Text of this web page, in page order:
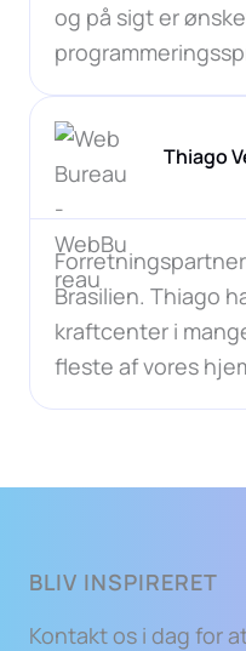
og på sigt er
Thiago
Brasilien. Thiago
kraftcenter i
fleste af vores
BLIV INSPIRERET
Kontakt os i dag for